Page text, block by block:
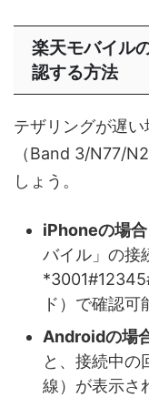
楽天モバイル
認する方法
テザリングが遅
（Band 3/N77/
しょう。
iPhoneの場合
バイル」の接
ド）で確認可
Androidの場
と、接続中の
線）が表示さ